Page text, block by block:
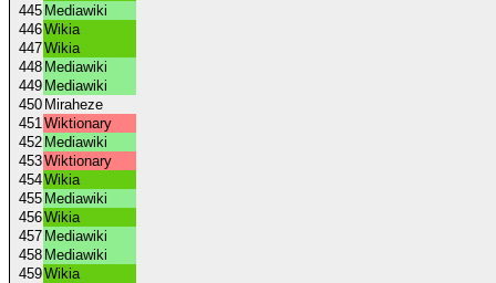
445 Mediawiki
446Wikia
447Wikia
448 Mediawiki
449 Mediawiki
450 Miraheze
451Wiktionary
452 Mediawiki
453Wiktionary
454Wikia
455 Mediawiki
456Wikia
457 Mediawiki
458 Mediawiki
459Wikia